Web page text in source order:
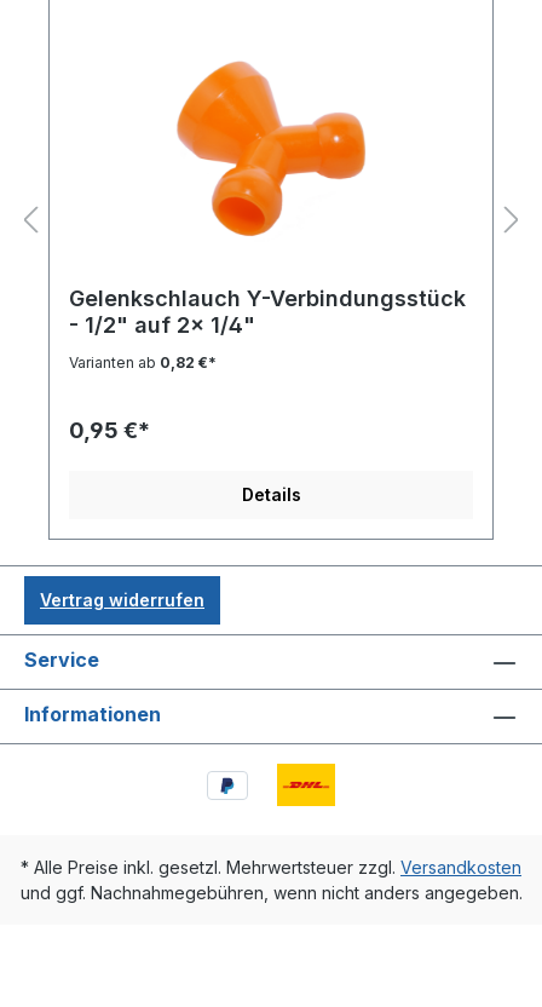
Gelenkschlauch Y-Verbindungsstück
- 1/2" auf 2x 1/4"
Varianten ab 0,82 €*
0,95 €*
Details
Vertrag widerrufen
Service
Informationen
* Alle Preise inkl. gesetzl. Mehrwertsteuer zzgl. Versandkosten
und ggf. Nachnahmegebühren, wenn nicht anders angegeben.